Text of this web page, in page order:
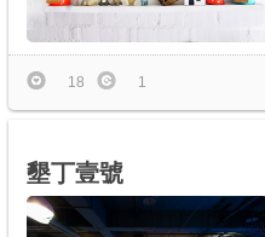
18 1
墾丁壹號